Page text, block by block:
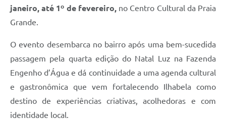
janeiro, até 1º de fevereiro, no Centro Cultural da Praia
Grande.
O evento desembarca no bairro após uma bem-sucedida
passagem pela quarta edição do Natal Luz na Fazenda
Engenho d’Água e dá continuidade a uma agenda cultural
e gastronômica que vem fortalecendo Ilhabela como
destino de experiências criativas, acolhedoras e com
identidade local.